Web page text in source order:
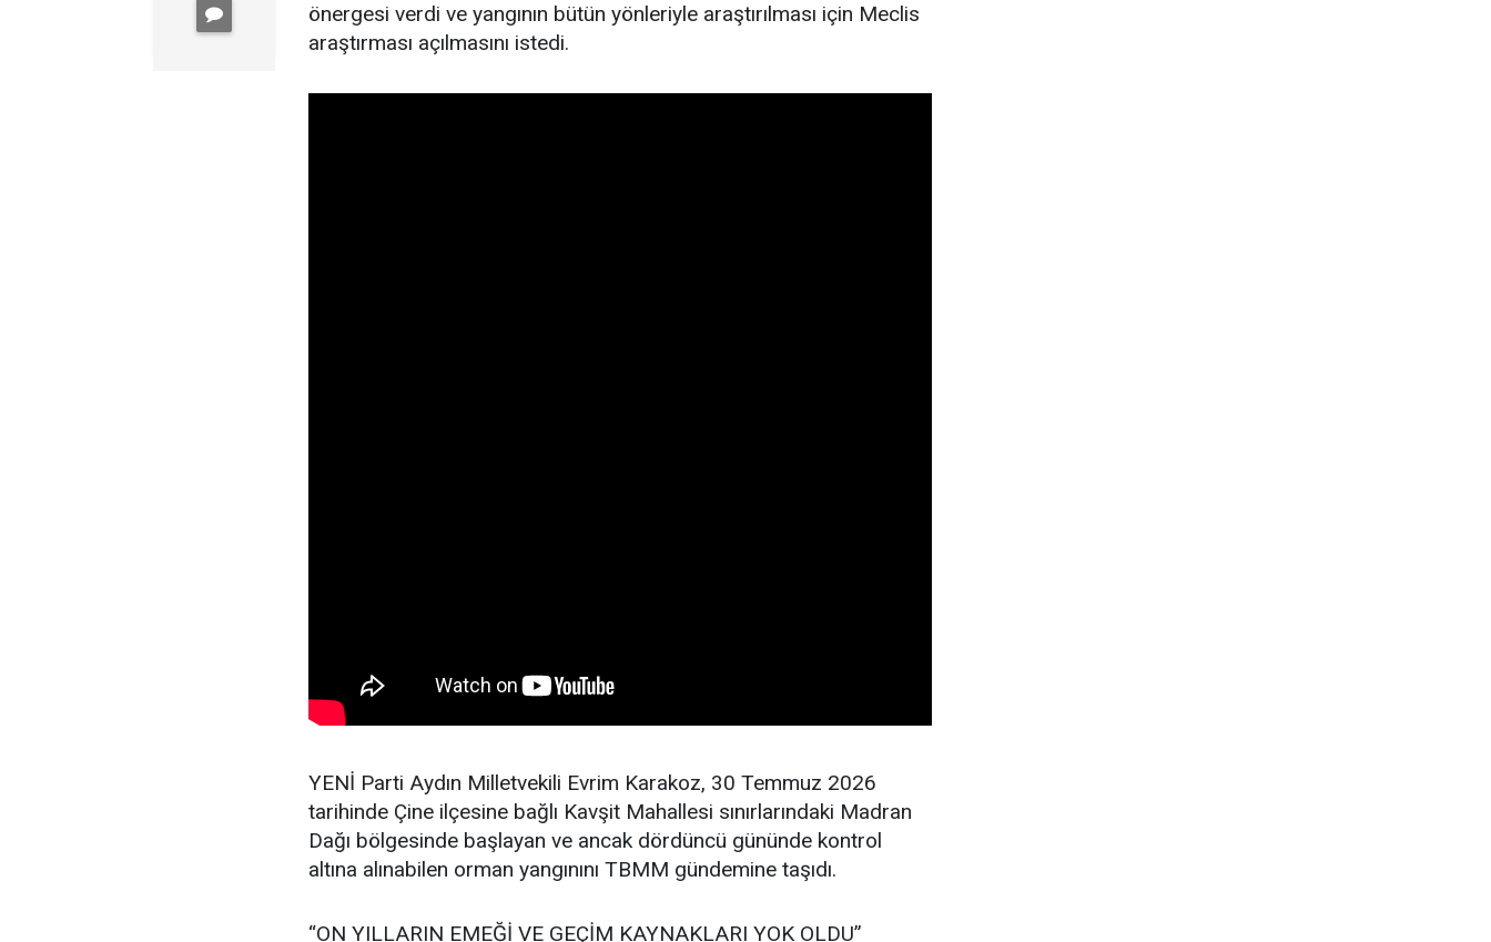
önergesi verdi ve yangının bütün yönleriyle araştırılması için Meclis
araştırması açılmasını istedi.
YENİ Parti Aydın Milletvekili Evrim Karakoz, 30 Temmuz 2026
tarihinde Çine ilçesine bağlı Kavşit Mahallesi sınırlarındaki Madran
Dağı bölgesinde başlayan ve ancak dördüncü gününde kontrol
altına alınabilen orman yangınını TBMM gündemine taşıdı.
“ON YILLARIN EMEĞİ VE GEÇİM KAYNAKLARI YOK OLDU”